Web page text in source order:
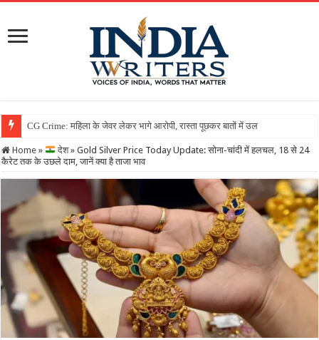
Home » देश » Gold Silver Price Today Update: सोना-चांदी में हलचल, 18 से 24
कैरेट तक के उछले दाम, जानें क्या है ताजा भाव